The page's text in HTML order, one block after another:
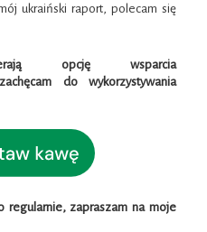
ukraiński raport, polecam się
opcję wsparcia
do wykorzystywania
regularnie, zapraszam na moje